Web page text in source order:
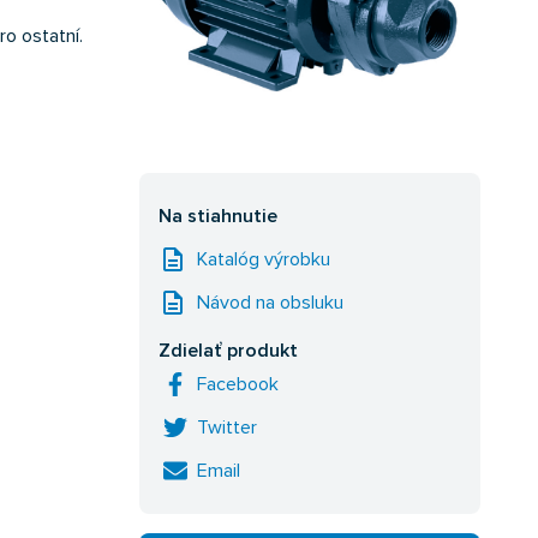
ostatní.
Na stiahnutie
description Katalóg výrobku
description Návod na obsluku
Zdielať produkt
Facebook
Twitter
Email